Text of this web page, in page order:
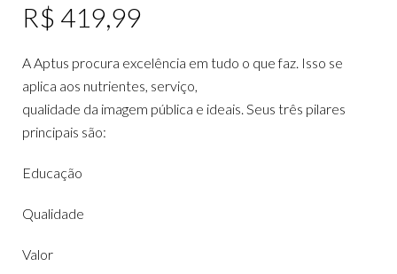
R$ 419,99
A Aptus procura excelência em tudo o que faz. Isso se
aplica aos nutrientes, serviço,
qualidade da imagem pública e ideais. Seus três pilares
principais são:
Educação
Qualidade
Valor